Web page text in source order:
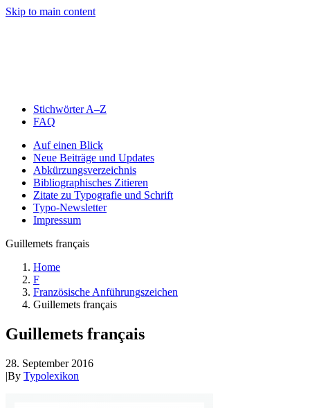
Skip to main content
Stichwörter A–Z
FAQ
Auf einen Blick
Neue Beiträge und Updates
Abkürzungsverzeichnis
Bibliographisches Zitieren
Zitate zu Typografie und Schrift
Typo-Newsletter
Impressum
Guillemets français
Home
F
Französische Anführungszeichen
Guillemets français
Guillemets français
28. September 2016
|By Typolexikon